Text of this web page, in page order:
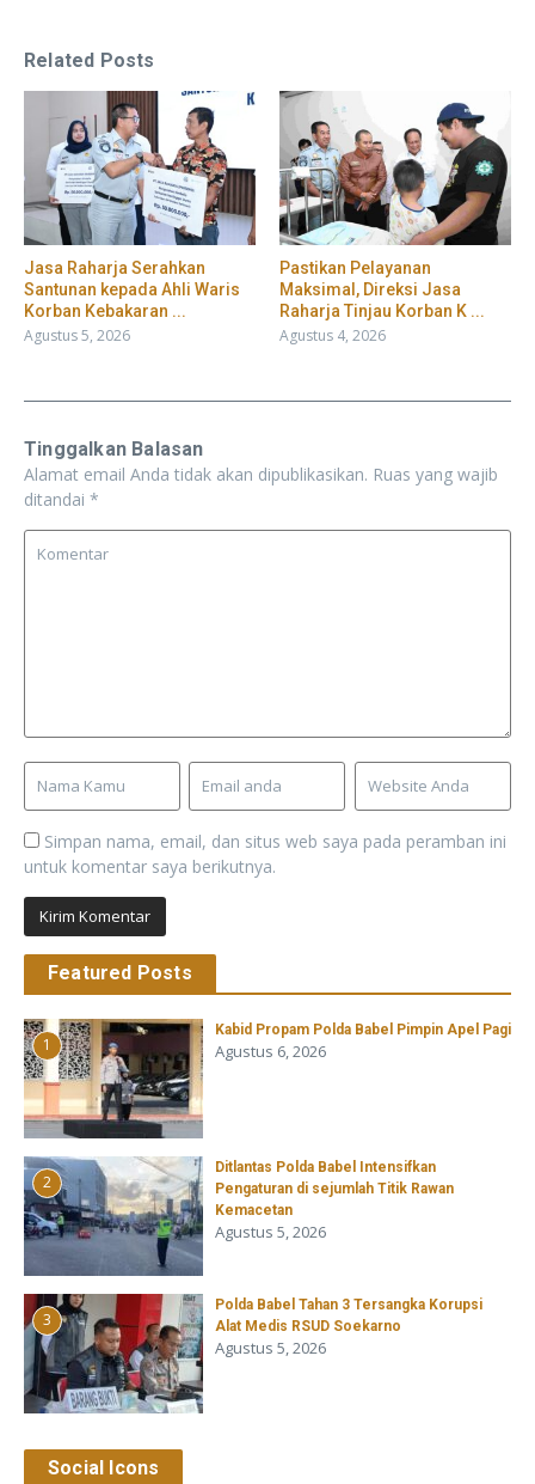
Related Posts
Jasa Raharja Serahkan
Santunan kepada Ahli Waris
Korban Kebakaran ...
Agustus 5, 2026
Pastikan Pelayanan
Maksimal, Direksi Jasa
Raharja Tinjau Korban K ...
Agustus 4, 2026
Tinggalkan Balasan
Alamat email Anda tidak akan dipublikasikan. Ruas yang wajib
ditandai *
Simpan nama, email, dan situs web saya pada peramban ini
untuk komentar saya berikutnya.
Featured Posts
1
Kabid Propam Polda Babel Pimpin Apel Pagi
Agustus 6, 2026
2
Ditlantas Polda Babel Intensifkan
Pengaturan di sejumlah Titik Rawan
Kemacetan
Agustus 5, 2026
3
Polda Babel Tahan 3 Tersangka Korupsi
Alat Medis RSUD Soekarno
Agustus 5, 2026
Social Icons